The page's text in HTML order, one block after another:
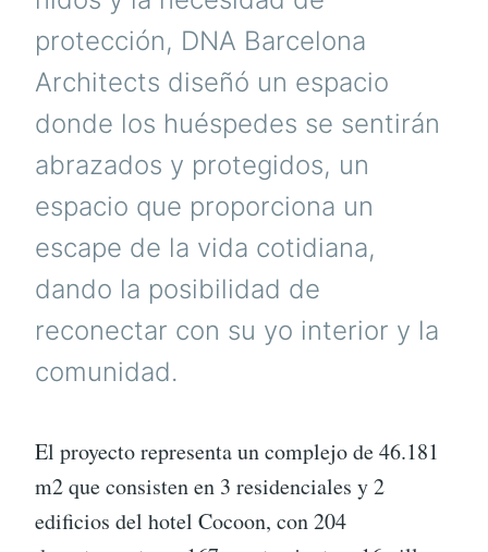
protección, DNA Barcelona
Architects diseñó un espacio
donde los huéspedes se sentirán
abrazados y protegidos, un
espacio que proporciona un
escape de la vida cotidiana,
dando la posibilidad de
reconectar con su yo interior y la
comunidad.
El proyecto representa un complejo de 46.181
m2 que consisten en 3 residenciales y 2
edificios del hotel Cocoon, con 204